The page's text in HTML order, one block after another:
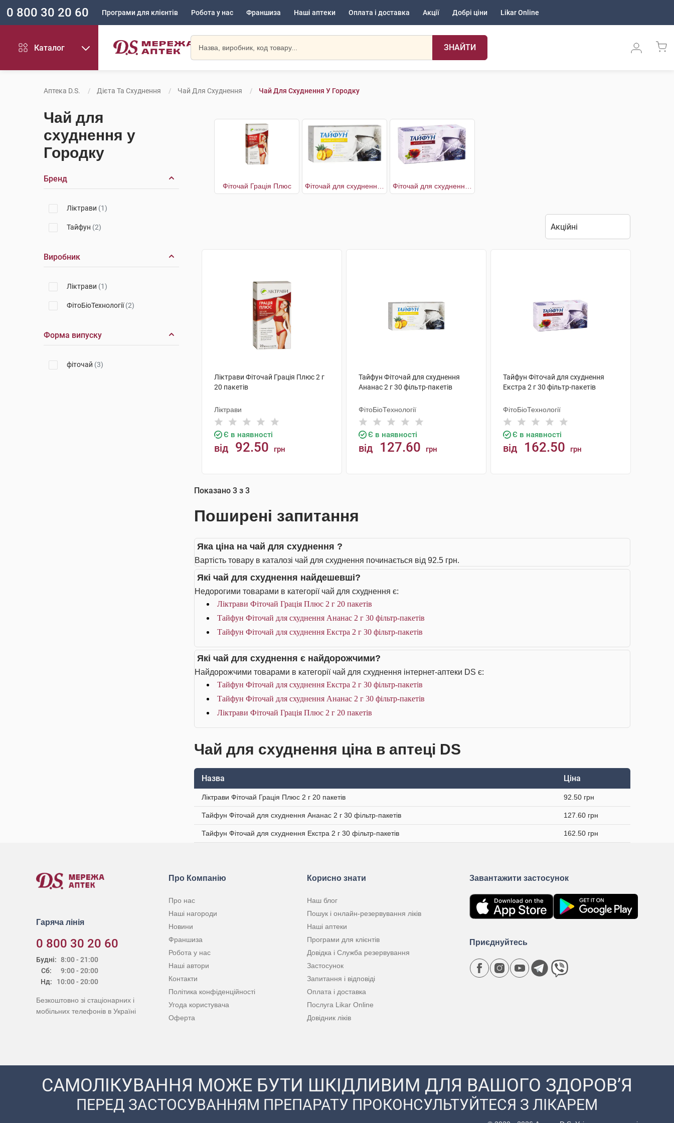
0 800 30 20 60 Програми для клієнтів Робота у нас Франшиза Наші аптеки Оплата і доставка Акції Добрі ціни Likar Online
Каталог ЗНАЙТИ
Аптека D.S. Дієта Та Схуднення Чай Для Схуднення Чай Для Схуднення У Городку
Чай для
схуднення у
Городку
Бренд
Ліктрави (1)
Тайфун (2)
Виробник
Ліктрави (1)
ФітоБіоТехнології(2)
Форма випуску
фіточай (3)
Фіточай Грація Плюс
Ліктрави Фіточай Грація Плюс 2 г
20 пакетів
Ліктрави
Є в наявності
від 92.50 грн
Тайфун Фіточай для схуднення
Ананас 2 г 30 фільтр-пакетів
ФітоБіоТехнології
Є в наявності
від 127.60 грн
Тайфун Фіточай для схуднення
Екстра 2 г 30 фільтр-пакетів
ФітоБіоТехнології
Є в наявності
від 162.50 грн
Показано 3 з 3
Поширені запитання
Яка ціна на чай для схуднення ?
Вартість товару в каталозі чай для схуднення починається від 92.5 грн.
Які чай для схуднення найдешевші?
Недорогими товарами в категорії чай для схуднення є:
Ліктрави Фіточай Грація Плюс 2 г 20 пакетів
Тайфун Фіточай для схуднення Ананас 2 г 30 фільтр-пакетів
Тайфун Фіточай для схуднення Екстра 2 г 30 фільтр-пакетів
Які чай для схуднення є найдорожчими?
Найдорожчими товарами в категорії чай для схуднення інтернет-аптеки DS є:
Тайфун Фіточай для схуднення Екстра 2 г 30 фільтр-пакетів
Тайфун Фіточай для схуднення Ананас 2 г 30 фільтр-пакетів
Ліктрави Фіточай Грація Плюс 2 г 20 пакетів
Чай для схуднення ціна в аптеці DS
Назва Ціна
Ліктрави Фіточай Грація Плюс 2 г 20 пакетів 92.50 грн
Тайфун Фіточай для схуднення Ананас 2 г 30 фільтр-пакетів 127.60 грн
Тайфун Фіточай для схуднення Екстра 2 г 30 фільтр-пакетів 162.50 грн
Гаряча лінія
0 800 30 20 60
Будні:
Сб:
Нд:
8:00 - 21:00
9:00 - 20:00
10:00 - 20:00
Безкоштовно зі стаціонарних і
мобільних телефонів в Україні
Про Компанію
Про нас
Наші нагороди
Новини
Франшиза
Робота у нас
Наші автори
Контакти
Політика конфіденційності
Угода користувача
Оферта
Корисно знати
Наш блог
Пошук і онлайн-резервування ліків
Наші аптеки
Програми для клієнтів
Довідка і Служба резервування
Застосунок
Запитання і відповіді
Оплата і доставка
Послуга Likar Online
Довідник ліків
Завантажити застосунок
Приєднуйтесь
САМОЛІКУВАННЯ МОЖЕ БУТИ ШКІДЛИВИМ ДЛЯ ВАШОГО ЗДОРОВ’Я
ПЕРЕД ЗАСТОСУВАННЯМ ПРЕПАРАТУ ПРОКОНСУЛЬТУЙТЕСЯ З ЛІКАРЕМ